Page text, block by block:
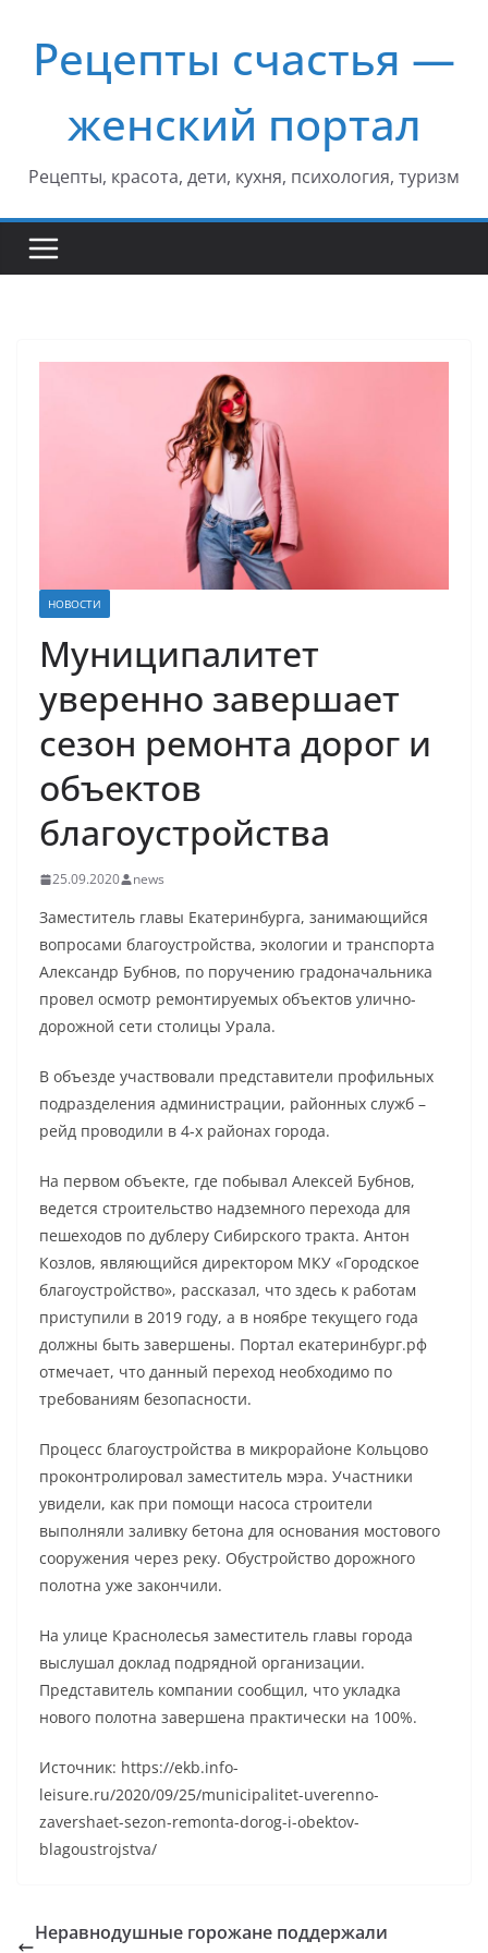
содержимому
Рецепты счастья —
женский портал
Рецепты, красота, дети, кухня, психология, туризм
НОВОСТИ
Муниципалитет
уверенно завершает
сезон ремонта дорог и
объектов
благоустройства
25.09.2020 news
Заместитель главы Екатеринбурга, занимающийся
вопросами благоустройства, экологии и транспорта
Александр Бубнов, по поручению градоначальника
провел осмотр ремонтируемых объектов улично-
дорожной сети столицы Урала.
В объезде участвовали представители профильных
подразделения администрации, районных служб –
рейд проводили в 4-х районах города.
На первом объекте, где побывал Алексей Бубнов,
ведется строительство надземного перехода для
пешеходов по дублеру Сибирского тракта. Антон
Козлов, являющийся директором МКУ «Городское
благоустройство», рассказал, что здесь к работам
приступили в 2019 году, а в ноябре текущего года
должны быть завершены. Портал екатеринбург.рф
отмечает, что данный переход необходимо по
требованиям безопасности.
Процесс благоустройства в микрорайоне Кольцово
проконтролировал заместитель мэра. Участники
увидели, как при помощи насоса строители
выполняли заливку бетона для основания мостового
сооружения через реку. Обустройство дорожного
полотна уже закончили.
На улице Краснолесья заместитель главы города
выслушал доклад подрядной организации.
Представитель компании сообщил, что укладка
нового полотна завершена практически на 100%.
Источник: https://ekb.info-
leisure.ru/2020/09/25/municipalitet-uverenno-
zavershaet-sezon-remonta-dorog-i-obektov-
blagoustrojstva/
Неравнодушные горожане поддержали